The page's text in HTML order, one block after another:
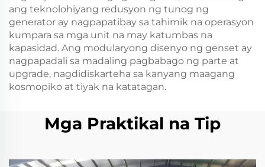
ang teknolohiyang redusyon ng tunog ng
generator ay nagpapatibay sa tahimik na operasyon
kumpara sa mga unit na may katumbas na
kapasidad. Ang modularyong disenyo ng genset ay
nagpapadali sa madaling pagbabago ng parte at
upgrade, nagdidiskarteha sa kanyang maagang
kosmopiko at tiyak na katatagan.
Mga Praktikal na Tip